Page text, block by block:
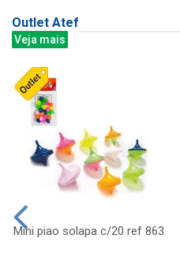
Outlet Atef
Veja mais
Mini piao solapa c/20 ref 863